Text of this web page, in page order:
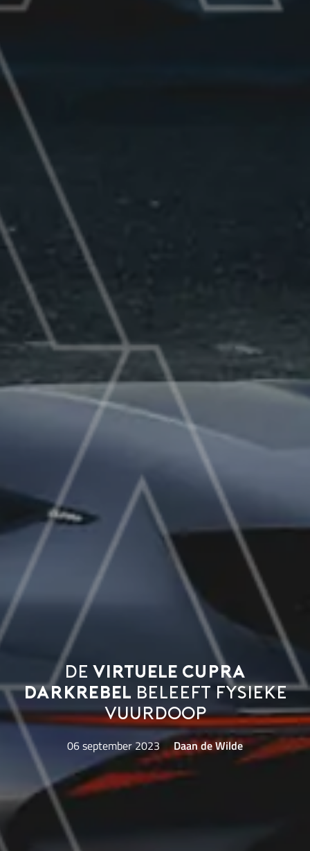
De virtuele CUPRA
DarkRebel beleeft fysieke
vuurdoop
06 september 2023 Daan de Wilde